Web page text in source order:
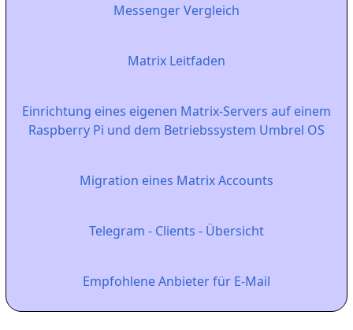
Messenger Vergleich
Matrix Leitfaden
Einrichtung eines eigenen Matrix-Servers auf einem
Raspberry Pi und dem Betriebssystem Umbrel OS
Migration eines Matrix Accounts
Telegram - Clients - Übersicht
Empfohlene Anbieter für E-Mail